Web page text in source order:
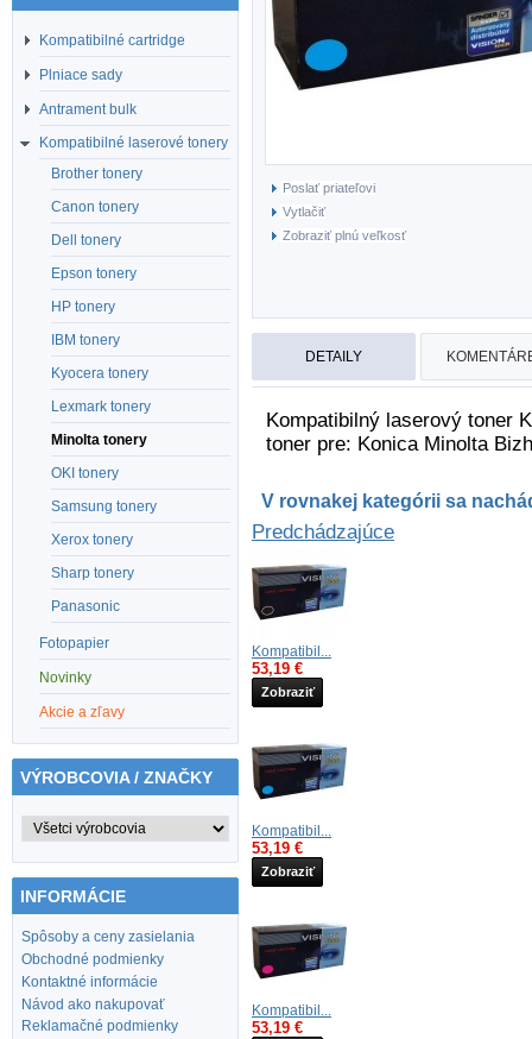
Kompatibilné cartridge
Plniace sady
Antrament bulk
Kompatibilné laserové tonery
Brother tonery
Canon tonery
Dell tonery
Epson tonery
HP tonery
IBM tonery
Kyocera tonery
Lexmark tonery
Minolta tonery
OKI tonery
Samsung tonery
Xerox tonery
Sharp tonery
Panasonic
Fotopapier
Novinky
Akcie a zľavy
VÝROBCOVIA / ZNAČKY
INFORMÁCIE
Spôsoby a ceny zasielania
Obchodné podmienky
Kontaktné informácie
Návod ako nakupovať
Reklamačné podmienky
Poslať priateľovi
Vytlačiť
Zobraziť plnú veľkosť
DETAILY
Kompatibilný laserový toner
toner pre: Konica Minolta
V rovnakej kategórii sa
Predchádzajúce
Kompatibil...
53,19 €
Zobraziť
Kompatibil...
53,19 €
Zobraziť
Kompatibil...
53,19 €